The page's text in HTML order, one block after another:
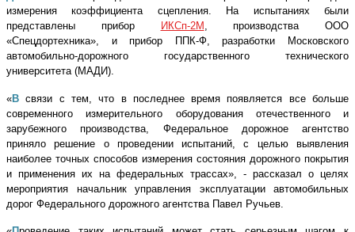
измерения коэффициента сцепления. На испытаниях были
представлены прибор
ИКСп-2М , производства ООО
«Спецдортехника», и прибор ППК-Ф, разработки Московского
автомобильно-дорожного государственного технического
университета (МАДИ).
«В связи с тем, что в последнее время появляется все больше
современного измерительного оборудования отечественного и
зарубежного производства, Федеральное дорожное агентство
приняло решение о проведении испытаний, с целью выявления
наиболее точных способов измерения состояния дорожного покрытия
и применения их на федеральных трассах», - рассказал о целях
мероприятия начальник управления эксплуатации автомобильных
дорог Федерального дорожного агентства Павел Ручьев.